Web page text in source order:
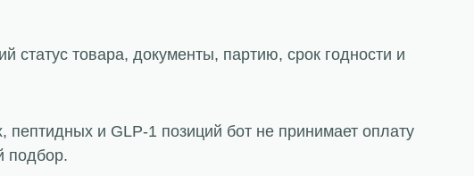
статус товара, документы, партию, срок годности и
и GLP-1 позиций бот не принимает оплату
подбор.